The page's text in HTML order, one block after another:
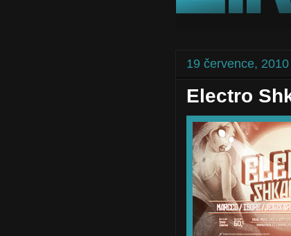
19 července, 2010
Electro